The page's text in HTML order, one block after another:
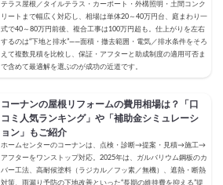
テラス屋根／タイルテラス・カーポート・外構照明・土間コンク
リートまで幅広く対応し、相場は単体20～40万円台、庭まわり一
式で40～80万円前後、複合工事は100万円超も。仕上がりを左右
するのは“下地と排水”——面積・撤去範囲・電気／排水条件をそろ
えて複数見積を比較し、保証・アフターと助成制度の適用可否ま
で含めて最適解を選ぶのが成功の近道です。
コーナンの屋根リフォームの費用相場は？「口
コミ人気ランキング」や「補助金シミュレーシ
ョン」もご紹介
ホームセンターのコーナンは、点検・診断→提案・見積→施工→
アフターをワンストップ対応。2025年は、ガルバリウム鋼板のカ
バー工法、高耐候塗料（ラジカル／フッ素／無機）、遮熱・断熱
対策、雨漏り予防の下地改善といった“長期の維持費を抑える”提